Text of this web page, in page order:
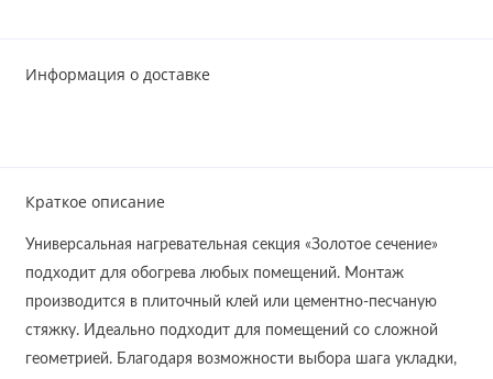
Информация о доставке
Краткое описание
Универсальная нагревательная секция «Золотое сечение»
подходит для обогрева любых помещений. Монтаж
производится в плиточный клей или цементно-песчаную
стяжку. Идеально подходит для помещений со сложной
геометрией. Благодаря возможности выбора шага укладки,